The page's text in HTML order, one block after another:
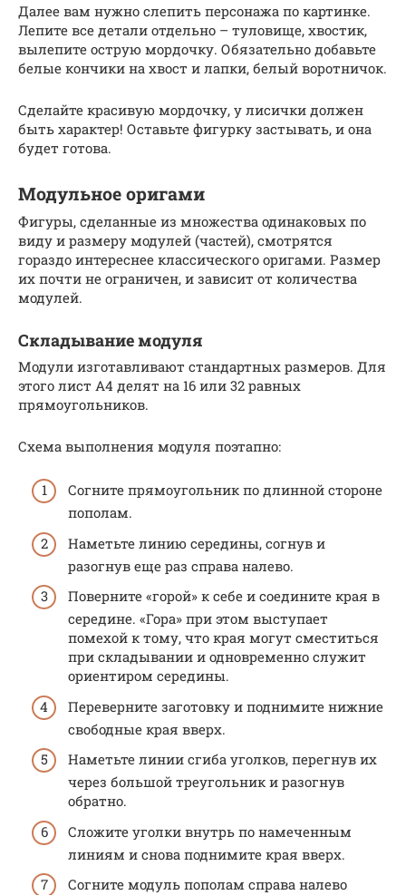
Далее вам нужно слепить персонажа по картинке.
Лепите все детали отдельно – туловище, хвостик,
вылепите острую мордочку. Обязательно добавьте
белые кончики на хвост и лапки, белый воротничок.
Сделайте красивую мордочку, у лисички должен
быть характер! Оставьте фигурку застывать, и она
будет готова.
Модульное оригами
Фигуры, сделанные из множества одинаковых по
виду и размеру модулей (частей), смотрятся
гораздо интереснее классического оригами. Размер
их почти не ограничен, и зависит от количества
модулей.
Складывание модуля
Модули изготавливают стандартных размеров. Для
этого лист А4 делят на 16 или 32 равных
прямоугольников.
Схема выполнения модуля поэтапно:
Согните прямоугольник по длинной стороне
пополам.
Наметьте линию середины, согнув и
разогнув еще раз справа налево.
Поверните «горой» к себе и соедините края в
середине. «Гора» при этом выступает
помехой к тому, что края могут сместиться
при складывании и одновременно служит
ориентиром середины.
Переверните заготовку и поднимите нижние
свободные края вверх.
Наметьте линии сгиба уголков, перегнув их
через большой треугольник и разогнув
обратно.
Сложите уголки внутрь по намеченным
линиям и снова поднимите края вверх.
Согните модуль пополам справа налево